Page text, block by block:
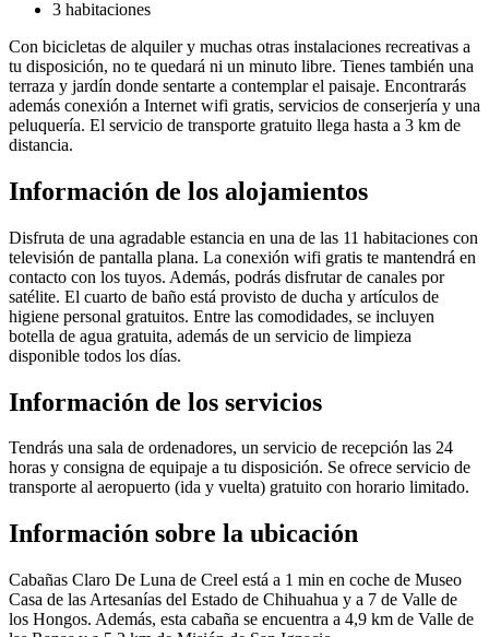
3 habitaciones
Con bicicletas de alquiler y muchas otras instalaciones recreativas a
tu disposición, no te quedará ni un minuto libre. Tienes también una
terraza y jardín donde sentarte a contemplar el paisaje. Encontrarás
además conexión a Internet wifi gratis, servicios de conserjería y una
peluquería. El servicio de transporte gratuito llega hasta a 3 km de
distancia.
Información de los alojamientos
Disfruta de una agradable estancia en una de las 11 habitaciones con
televisión de pantalla plana. La conexión wifi gratis te mantendrá en
contacto con los tuyos. Además, podrás disfrutar de canales por
satélite. El cuarto de baño está provisto de ducha y artículos de
higiene personal gratuitos. Entre las comodidades, se incluyen
botella de agua gratuita, además de un servicio de limpieza
disponible todos los días.
Información de los servicios
Tendrás una sala de ordenadores, un servicio de recepción las 24
horas y consigna de equipaje a tu disposición. Se ofrece servicio de
transporte al aeropuerto (ida y vuelta) gratuito con horario limitado.
Información sobre la ubicación
Cabañas Claro De Luna de Creel está a 1 min en coche de Museo
Casa de las Artesanías del Estado de Chihuahua y a 7 de Valle de
los Hongos. Además, esta cabaña se encuentra a 4,9 km de Valle de